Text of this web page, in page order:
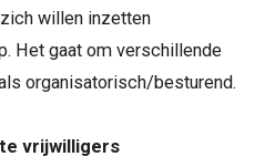
willen inzetten
Het gaat om verschillende
organisatorisch/besturend.
vrijwilligers